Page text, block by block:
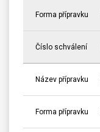
Forma přípravku
Číslo schválení
Název přípravku
Forma přípravku